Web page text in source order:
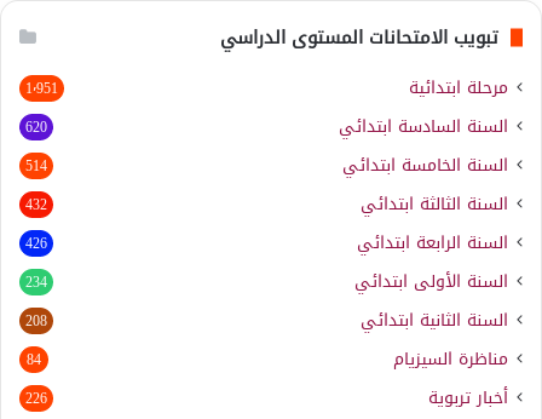
تبويب الامتحانات المستوى الدراسي
مرحلة ابتدائية 1٬951
السنة السادسة ابتدائي 620
السنة الخامسة ابتدائي 514
السنة الثالثة ابتدائي 432
السنة الرابعة ابتدائي 426
السنة الأولى ابتدائي 234
السنة الثانية ابتدائي 208
مناظرة السيزيام 84
أخبار تربوية 226